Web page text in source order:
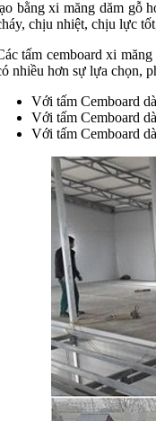
bằng xi măng dăm gỗ
chịu nhiệt, chịu lực
tấm cemboard xi
nhiều hơn sự lựa chọn,
Với tấm Cemboard
Với tấm Cemboard
Với tấm Cemboard